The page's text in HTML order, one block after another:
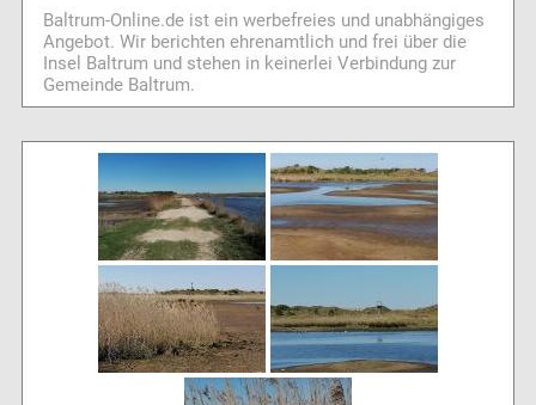
Baltrum-Online.de ist ein werbefreies und unabhängiges
Angebot. Wir berichten ehrenamtlich und frei über die
Insel Baltrum und stehen in keinerlei Verbindung zur
Gemeinde Baltrum.